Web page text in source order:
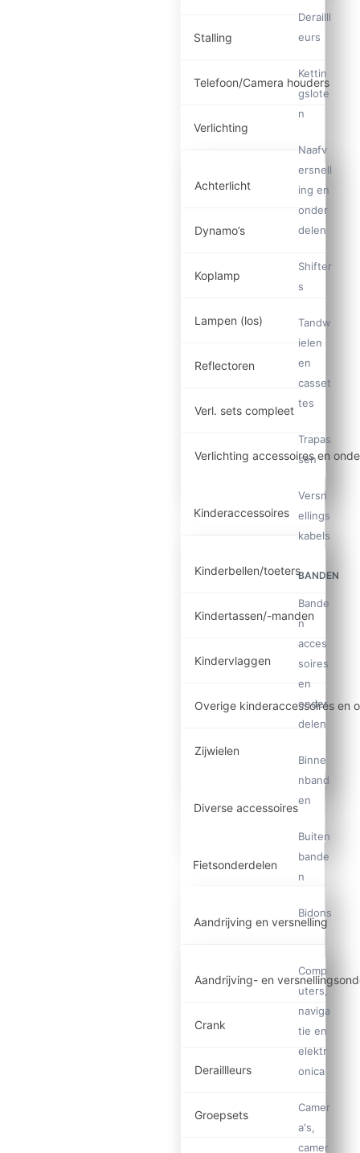
Stalling
Telefoon/Camera houders
Verlichting
Achterlicht
Dynamo’s
Koplamp
Lampen (los)
Reflectoren
Verl. sets compleet
Verlichting accessoires en
Kinderaccessoires
Kinderbellen/toeters
Kindertassen/-manden
Kindervlaggen
Overige kinderaccessoires en
Zijwielen
Diverse accessoires
Fietsonderdelen
Aandrijving en versnelling
Aandrijving- en
Crank
Deraillleurs
Groepsets
Derailll
eurs
Kettin
gslote
n
Naafv
ersnell
ing en
onder
delen
Shifter
s
Tandw
ielen
en
casset
tes
Trapas
sen
Versn
ellings
kabels
BANDEN
Bande
n
acces
soires
en
onder
delen
Binne
nband
en
Buiten
bande
n
Bidons
Comp
uters,
naviga
tie en
elektr
onica
Camer
a's,
camer